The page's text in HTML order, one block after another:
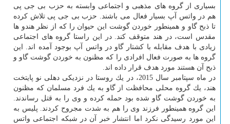
بسیاری از گروه های مذهبی و اجتماعی وابسته به حزب بی جی پی
هم در واتس آپ بسیار فعال می باشند. حزب بی جی پی تلاش كرده
تا ذبح گاو و همینطور خوردن گوشت این حیوان را كه از نظر هندو ها
مقدس است، در هند متوقف كند. در این راستا گروه های اجتماعی
زیادی با هدف مقابله با كشتار گاو در واتس آپ بوجود آمده اند. این
گروه ها به صورت فعال افرادی را كه مظنون به خوردن گوشت گاو و
ذبح آن هستند مورد هدف قرار داده اند.
در ماه سپتامبر سال 2015، در یك روستا در نزدیكی دهلی نو پایتخت
هند، یك گروه محلی محافظت از گاو به یك فرد مسلمان كه مظنون
به خوردن گوشت گاو شده بود حمله كرده و وی را به قتل رساندند.
این گروه همینطور فرزند وی را هم به شدت مجروح كردند. پلیس به
این مورد رسیدگی نكرد اما انتشار خبر آن در شبكه اجتماعی واتس